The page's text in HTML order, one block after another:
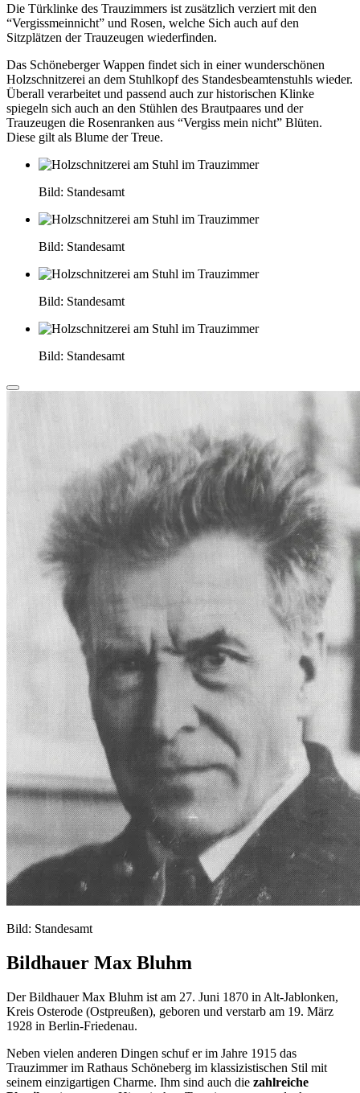
Die Türklinke des Trauzimmers ist zusätzlich verziert mit den
“Vergissmeinnicht” und Rosen, welche Sich auch auf den
Sitzplätzen der Trauzeugen wiederfinden.
Das Schöneberger Wappen findet sich in einer wunderschönen
Holzschnitzerei an dem Stuhlkopf des Standesbeamtenstuhls wieder.
Überall verarbeitet und passend auch zur historischen Klinke
spiegeln sich auch an den Stühlen des Brautpaares und der
Trauzeugen die Rosenranken aus “Vergiss mein nicht” Blüten.
Diese gilt als Blume der Treue.
Bild: Standesamt
Bild: Standesamt
Bild: Standesamt
Bild: Standesamt
Bild: Standesamt
Bildhauer Max Bluhm
Der Bildhauer Max Bluhm ist am 27. Juni 1870 in Alt-Jablonken,
Kreis Osterode (Ostpreußen), geboren und verstarb am 19. März
1928 in Berlin-Friedenau.
Neben vielen anderen Dingen schuf er im Jahre 1915 das
Trauzimmer im Rathaus Schöneberg im klassizistischen Stil mit
seinem einzigartigen Charme. Ihm sind auch die zahlreiche